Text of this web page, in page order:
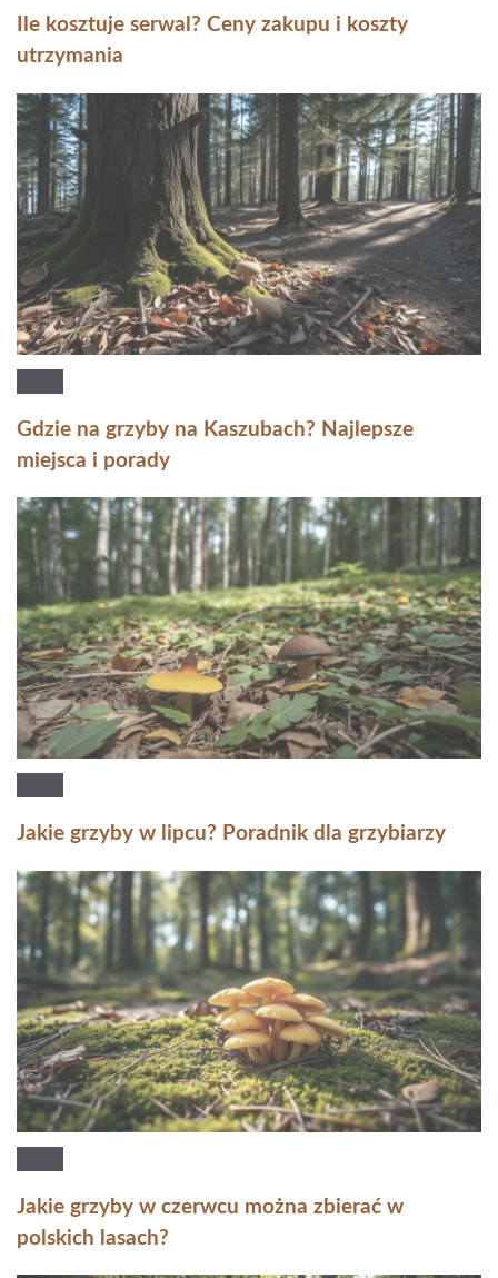
Ile kosztuje serwal? Ceny zakupu i koszty
utrzymania
Gdzie na grzyby na Kaszubach? Najlepsze
miejsca i porady
Jakie grzyby w lipcu? Poradnik dla grzybiarzy
Jakie grzyby w czerwcu można zbierać w
polskich lasach?